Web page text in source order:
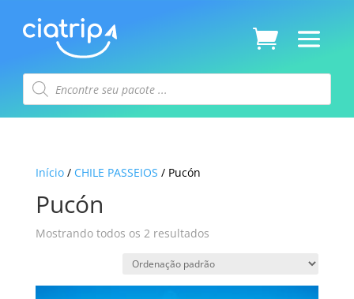
Pesquisar
produtos
Início/ CHILE PASSEIOS / Pucón
Pucón
Mostrando todos os 2 resultados